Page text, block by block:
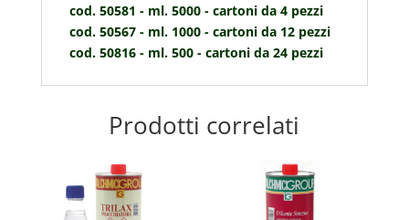
cod. 50581 - ml. 5000 - cartoni da 4 pezzi
cod. 50567 - ml. 1000 - cartoni da 12 pezzi
cod. 50816 - ml. 500 - cartoni da 24 pezzi
Prodotti correlati